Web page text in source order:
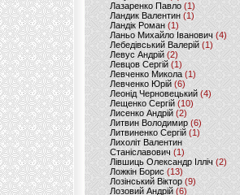
Лазаренко Павло (1)
Ландик Валентин (1)
Ландік Роман (1)
Ланьо Михайло Іванович(4)
Лебедівський Валерій(1)
Левус Андрій(2)
Левцов Сергій (1)
Левченко Микола (1)
Левченко Юрій (6)
Леонід Черновецький (4)
Лещенко Сергій (10)
Лисенко Андрій (2)
Литвин Володимир (6)
Литвиненко Сергій (1)
Лихоліт Валентин
Станіславович (1)
Лівшиць Олександр Ілліч (2)
Ложкін Борис(13)
Лозінський Віктор(9)
Лозовий Андрій (6)